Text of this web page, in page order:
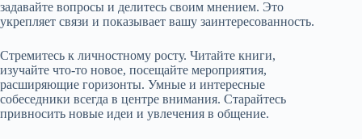
задавайте вопросы и делитесь своим мнением. Это
укрепляет связи и показывает вашу заинтересованность.
Стремитесь к личностному росту. Читайте книги,
изучайте что-то новое, посещайте мероприятия,
расширяющие горизонты. Умные и интересные
собеседники всегда в центре внимания. Старайтесь
привносить новые идеи и увлечения в общение.